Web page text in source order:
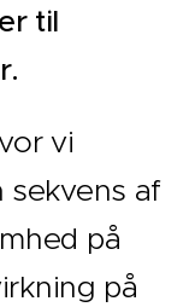
til
vi
af
på
på